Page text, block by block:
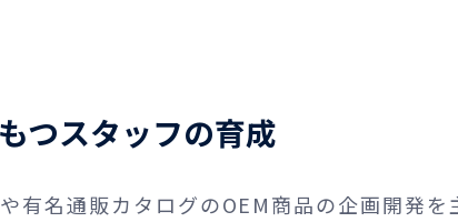
つスタッフの育成
有名通販カタログのOEM商品の企画開発を